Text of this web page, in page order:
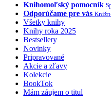
Knihomoľský pomocník
Odporúčame pre vás
Všetky knihy
Knihy roka 2025
Bestsellery
Novinky
Pripravované
Akcie a zľavy
Kolekcie
BookTok
Mám záujem o titul